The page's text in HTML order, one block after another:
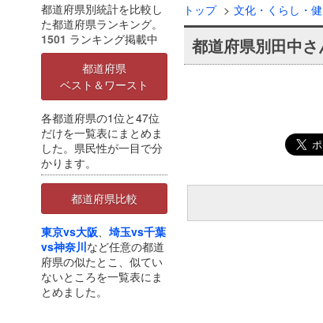
都道府県別統計を比較し
た都道府県ランキング。
1501 ランキング掲載中
都道府県
ベスト＆ワースト
各都道府県の1位と47位
だけを一覧表にまとめま
した。県民性が一目で分
かります。
都道府県比較
東京vs大阪、 埼玉vs千葉
vs神奈川など任意の都道
府県の似たとこ、似てい
ないところを一覧表にま
とめました。
トップ 文化・くらし・
都道府県別田中